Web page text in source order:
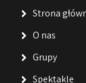
Strona
O nas
Grupy
Spektakle